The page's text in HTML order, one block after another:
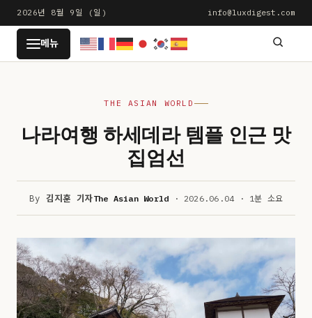
문
로
2026년 8월 9일 (일) info@luxdigest.com
LUXDIGEST
메뉴
THE ASIAN WORLD
나라여행 하세데라 템플 인근 맛
집엄선
By 김지훈 기자The Asian World · 2026.06.04 · 1분 소요